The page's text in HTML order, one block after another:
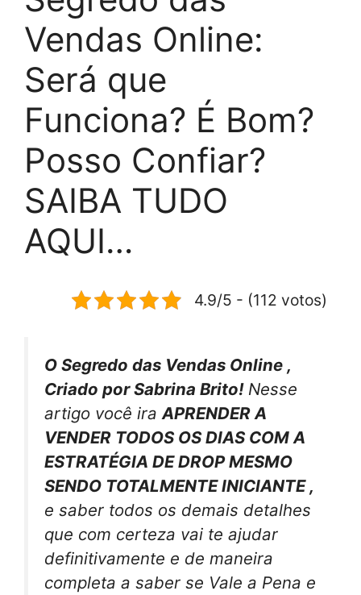
Vendas Online:
Será que
Funciona? É Bom?
Posso Confiar?
SAIBA TUDO
AQUI…
4.9/5 - (112 votos)
O Segredo das Vendas Online ,
Criado por Sabrina Brito! Nesse
artigo você ira APRENDER A
VENDER TODOS OS DIAS COM A
ESTRATÉGIA DE DROP MESMO
SENDO TOTALMENTE INICIANTE ,
e saber todos os demais detalhes
que com certeza vai te ajudar
definitivamente e de maneira
completa a saber se Vale a Pena e